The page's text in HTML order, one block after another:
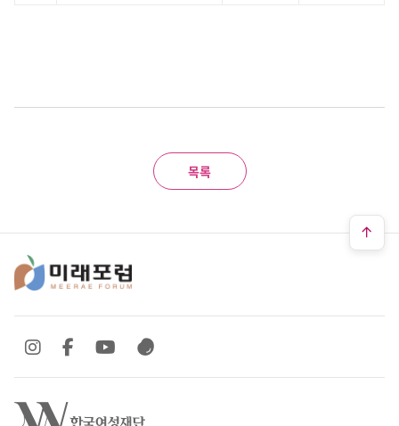
목록
SNS 바로가기
SNS 바로가기SNS 바로가기
SNS 바로가기